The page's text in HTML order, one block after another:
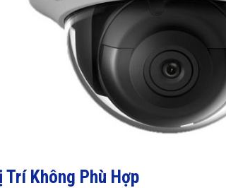
Không Phù Hợp